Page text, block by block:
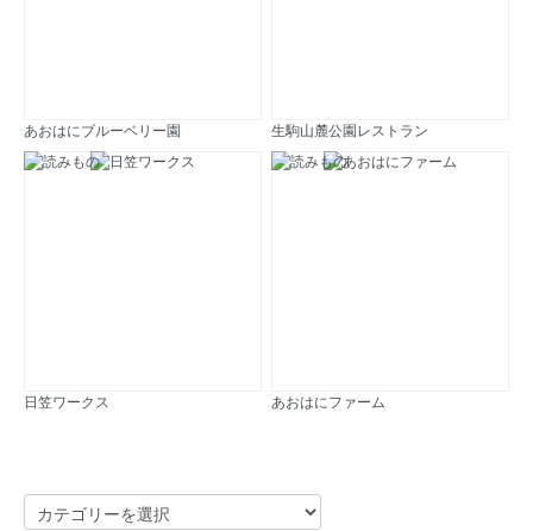
あおはにブルーベリー園 生駒山麓公園レストラン
日笠ワークス あおはにファーム